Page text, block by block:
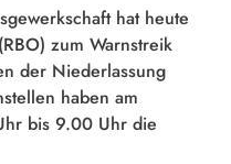
hat heute
zum Warnstreik
der Niederlassung
haben am
bis 9.00 Uhr die